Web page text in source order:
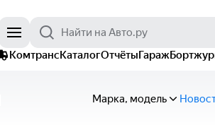
КомтрансКаталогОтчётыГараж
Марка, модель